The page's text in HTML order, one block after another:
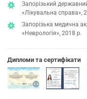
Запорізький
«Лікувальна справа»,
Запорізька медична
«Неврологія», 2018 р.
Дипломи та сертифікати